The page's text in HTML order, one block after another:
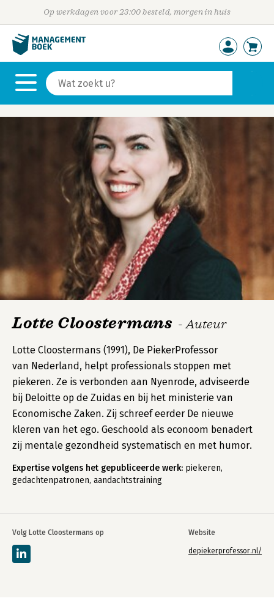
Op werkdagen voor 23:00 besteld, morgen in huis
Volg Lotte Cloostermans op Website
depiekerprofessor.nl/
Lotte Cloostermans - Auteur
Lotte Cloostermans (1991), De PiekerProfessor
van Nederland, helpt professionals stoppen met
piekeren. Ze is verbonden aan Nyenrode, adviseerde
bij Deloitte op de Zuidas en bij het ministerie van
Economische Zaken. Zij schreef eerder De nieuwe
kleren van het ego. Geschoold als econoom benadert
zij mentale gezondheid systematisch en met humor.
Expertise volgens het gepubliceerde werk: piekeren,
gedachtenpatronen, aandachtstraining